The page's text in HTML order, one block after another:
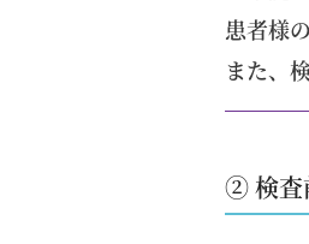
患者様
また、
② 検査